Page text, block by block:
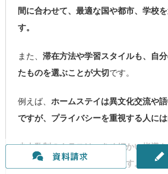
間に合わせて、最適な国や都市、学校
す。
また、 滞在方法や学習スタイルも、自
たものを選ぶことが大切です。
例えば、 ホームステイは異文化交流や
ですが、プライバシーを重視する人には
少人数制のクラスは、きめ細かい指導
業料が高くなる傾向があります。